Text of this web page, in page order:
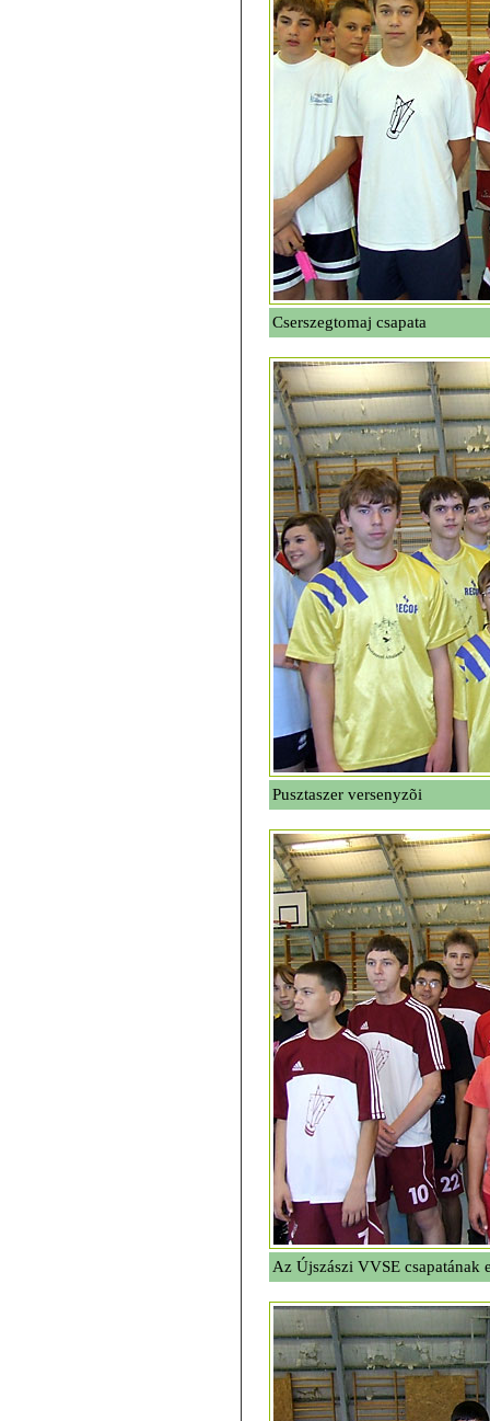
Cserszegtomaj csapata
Pusztaszer versenyzõi
Az Újszászi VVSE csapatának